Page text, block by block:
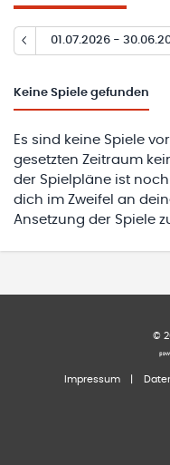
01.07.2026 -
Keine Spiele gefunden
Es sind keine Spiele
gesetzten Zeitraum
der Spielpläne ist
dich im Zweifel an
Ansetzung der Spiele
©
Impressum